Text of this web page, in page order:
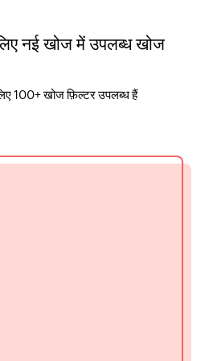
नई खोज में उपलब्ध खोज
100+ खोज फ़िल्टर उपलब्ध हैं